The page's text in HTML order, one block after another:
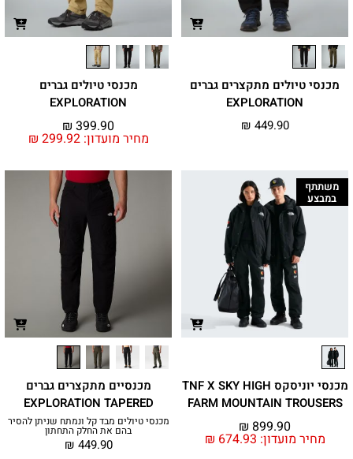
מכנסי טיולים מתקצרים גברים
EXPLORATION
₪ 449.90
מכנסי טיולים גברים
EXPLORATION
מחיר מועדון: ₪ 299.92
₪ 399.90
משתתף
במבצע
מכנסי יוניסקס TNF X SKY HIGH
FARM MOUNTAIN TROUSERS
מחיר מועדון: ₪ 674.93
₪ 899.90
מכנסיים מתקצרים גברים
EXPLORATION TAPERED
מכנסי טיולים מבד קל ונמתח שניתן להסיר
בהם את החלק התחתון
₪ 449.90